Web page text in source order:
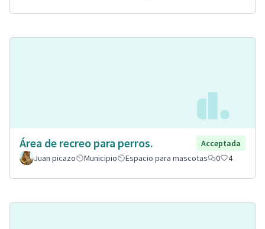
Área de recreo para perros.
Acceptada
Juan picazo
Municipio Espacio para mascotas 0 4